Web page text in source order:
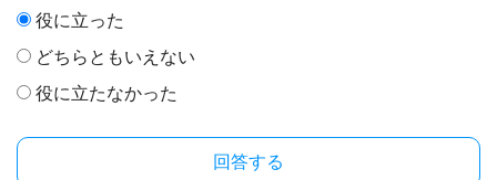
役に立った
どちらともいえない
役に立たなかった